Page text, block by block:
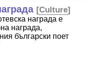
[Culture]
награда е
награда,
български поет